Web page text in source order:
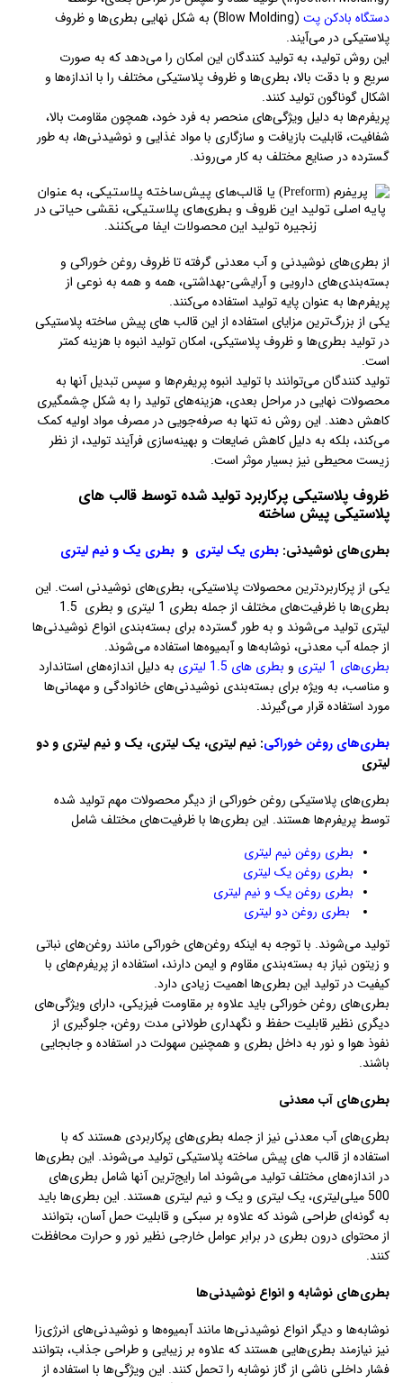
دستگاه بادکن پت
(Blow Molding) به شکل نهایی بطری‌ها و ظروف
پلاستیکی در می‌آیند.
این روش تولید، به تولید کنندگان این امکان را می‌دهد که به صورت
سریع و با دقت بالا، بطری‌ها و ظروف پلاستیکی مختلف را با اندازه‌ها و
اشکال گوناگون تولید کنند.
پریفرم‌ها به دلیل ویژگی‌های منحصر به فرد خود، همچون مقاومت بالا،
شفافیت، قابلیت بازیافت و سازگاری با مواد غذایی و نوشیدنی‌ها، به طور
گسترده در صنایع مختلف به کار می‌روند.
از بطری‌های نوشیدنی و آب معدنی گرفته تا ظروف روغن خوراکی و
بسته‌بندی‌های دارویی و آرایشی-بهداشتی، همه و همه به نوعی از
پریفرم‌ها به عنوان پایه تولید استفاده می‌کنند.
یکی از بزرگ‌ترین مزایای استفاده از این قالب های پیش ساخته پلاستیکی
در تولید بطری‌ها و ظروف پلاستیکی، امکان تولید انبوه با هزینه کمتر
است.
تولید کنندگان می‌توانند با تولید انبوه پریفرم‌ها و سپس تبدیل آنها به
محصولات نهایی در مراحل بعدی، هزینه‌های تولید را به شکل چشمگیری
کاهش دهند. این روش نه تنها به صرفه‌جویی در مصرف مواد اولیه کمک
می‌کند، بلکه به دلیل کاهش ضایعات و بهینه‌سازی فرآیند تولید، از نظر
زیست محیطی نیز بسیار موثر است.
ظروف پلاستیکی پرکاربرد تولید شده توسط قالب های
پلاستیکی پیش ساخته
بطری‌های نوشیدنی: بطری یک لیتری و بطری یک و نیم لیتری
یکی از پرکاربردترین محصولات پلاستیکی، بطری‌های نوشیدنی است. این
بطری‌ها با ظرفیت‌های مختلف از جمله بطری 1 لیتری و بطری 1.5
لیتری تولید می‌شوند و به طور گسترده برای بسته‌بندی انواع نوشیدنی‌ها
از جمله آب معدنی، نوشابه‌ها و آبمیوه‌ها استفاده می‌شوند.
بطری‌های 1 لیتری
و بطری های 1.5 لیتری
به دلیل اندازه‌های استاندارد
و مناسب، به ویژه برای بسته‌بندی نوشیدنی‌های خانوادگی و مهمانی‌ها
مورد استفاده قرار می‌گیرند.
بطری‌های روغن خوراکی: نیم لیتری، یک لیتری، یک و نیم لیتری و دو
لیتری
بطری‌های پلاستیکی روغن خوراکی از دیگر محصولات مهم تولید شده
توسط پریفرم‌ها هستند. این بطری‌ها با ظرفیت‌های مختلف شامل
بطری روغن نیم لیتری
بطری روغن یک لیتری
بطری روغن یک و نیم لیتری
بطری روغن دو لیتری
تولید می‌شوند. با توجه به اینکه روغن‌های خوراکی مانند روغن‌های نباتی
و زیتون نیاز به بسته‌بندی مقاوم و ایمن دارند، استفاده از پریفرم‌های با
کیفیت در تولید این بطری‌ها اهمیت زیادی دارد.
بطری‌های روغن خوراکی باید علاوه بر مقاومت فیزیکی، دارای ویژگی‌های
دیگری نظیر قابلیت حفظ و نگهداری طولانی مدت روغن، جلوگیری از
نفوذ هوا و نور به داخل بطری و همچنین سهولت در استفاده و جابجایی
باشند.
بطری‌های آب معدنی
بطری‌های آب معدنی نیز از جمله بطری‌های پرکاربردی هستند که با
استفاده از قالب های پیش ساخته پلاستیکی تولید می‌شوند. این بطری‌ها
در اندازه‌های مختلف تولید می‌شوند اما رایج‌ترین آنها شامل بطری‌های
500 میلی‌لیتری، یک لیتری و یک و نیم لیتری هستند. این بطری‌ها باید
به گونه‌ای طراحی شوند که علاوه بر سبکی و قابلیت حمل آسان، بتوانند
از محتوای درون بطری در برابر عوامل خارجی نظیر نور و حرارت محافظت
کنند.
بطری‌های نوشابه و انواع نوشیدنی‌ها
نوشابه‌ها و دیگر انواع نوشیدنی‌ها مانند آبمیوه‌ها و نوشیدنی‌های انرژی‌زا
نیز نیازمند بطری‌هایی هستند که علاوه بر زیبایی و طراحی جذاب، بتوانند
فشار داخلی ناشی از گاز نوشابه را تحمل کنند. این ویژگی‌ها با استفاده از